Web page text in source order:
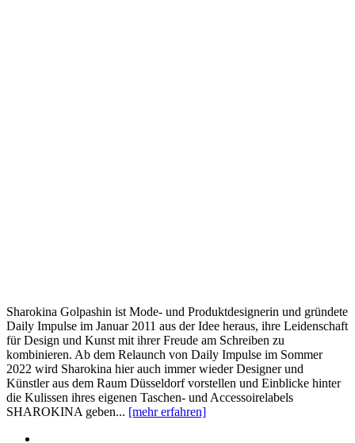
Sharokina Golpashin ist Mode- und Produktdesignerin und gründete
Daily Impulse im Januar 2011 aus der Idee heraus, ihre Leidenschaft
für Design und Kunst mit ihrer Freude am Schreiben zu
kombinieren. Ab dem Relaunch von Daily Impulse im Sommer
2022 wird Sharokina hier auch immer wieder Designer und
Künstler aus dem Raum Düsseldorf vorstellen und Einblicke hinter
die Kulissen ihres eigenen Taschen- und Accessoirelabels
SHAROKINA geben... [mehr erfahren]